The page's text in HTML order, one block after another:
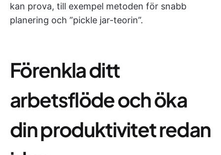
kan prova, till exempel metoden för snabb
planering och ”pickle jar-teorin”.
Förenkla ditt
arbetsflöde och öka
din produktivitet redan